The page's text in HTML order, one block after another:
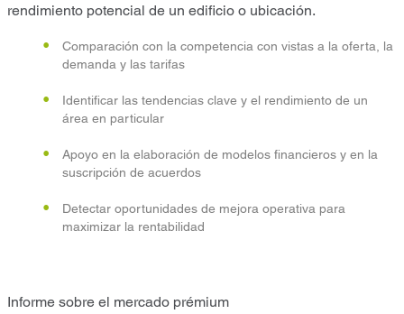
rendimiento potencial de un edificio o ubicación.
Comparación con la competencia con vistas a la oferta, la
demanda y las tarifas
Identificar las tendencias clave y el rendimiento de un
área en particular
Apoyo en la elaboración de modelos financieros y en la
suscripción de acuerdos
Detectar oportunidades de mejora operativa para
maximizar la rentabilidad
Informe sobre el mercado prémium